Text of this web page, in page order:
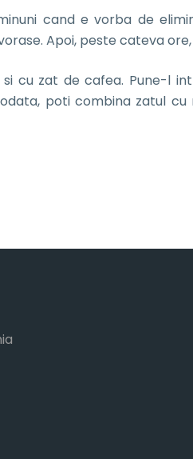
cand e vorba de
Apoi, peste cateva
cu zat de cafea. Pune-l
poti combina zatul